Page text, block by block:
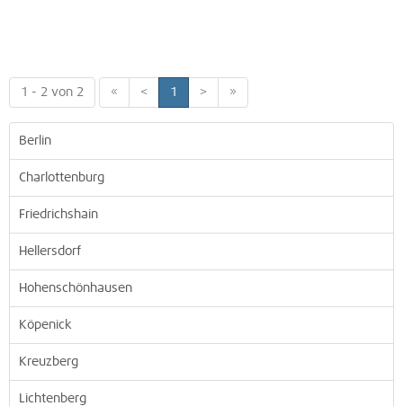
1 - 2 von 2 « < 1 > »
Berlin
Charlottenburg
Friedrichshain
Hellersdorf
Hohenschönhausen
Köpenick
Kreuzberg
Lichtenberg